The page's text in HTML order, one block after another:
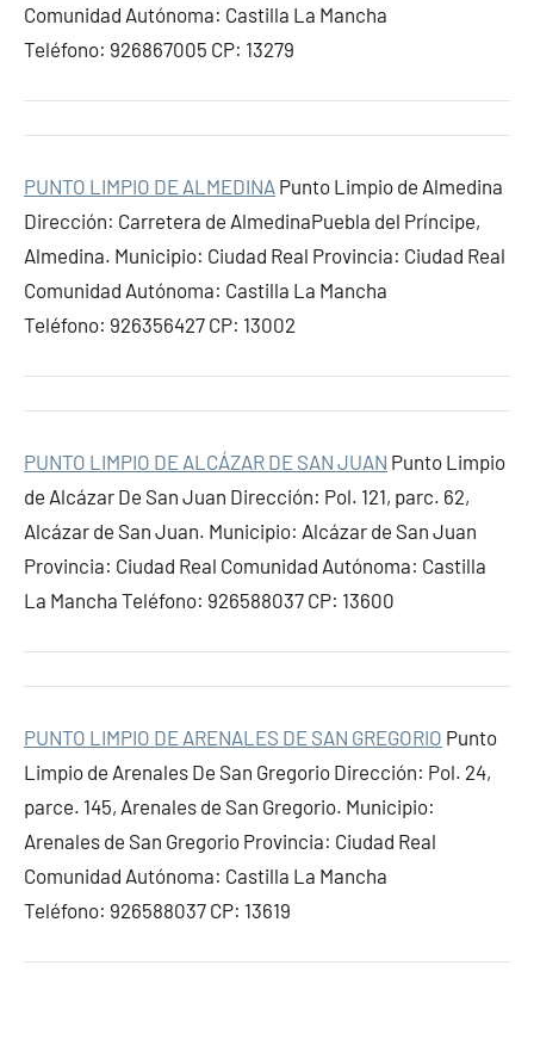
Comunidad Autónoma: Castilla La Mancha
Teléfono: 926867005 CP: 13279
PUNTO LIMPIO DE ALMEDINA Punto Limpio de Almedina
Dirección: Carretera de AlmedinaPuebla del Príncipe,
Almedina. Municipio: Ciudad Real Provincia: Ciudad Real
Comunidad Autónoma: Castilla La Mancha
Teléfono: 926356427 CP: 13002
PUNTO LIMPIO DE ALCÁZAR DE SAN JUAN Punto Limpio
de Alcázar De San Juan Dirección: Pol. 121, parc. 62,
Alcázar de San Juan. Municipio: Alcázar de San Juan
Provincia: Ciudad Real Comunidad Autónoma: Castilla
La Mancha Teléfono: 926588037 CP: 13600
PUNTO LIMPIO DE ARENALES DE SAN GREGORIO Punto
Limpio de Arenales De San Gregorio Dirección: Pol. 24,
parce. 145, Arenales de San Gregorio. Municipio:
Arenales de San Gregorio Provincia: Ciudad Real
Comunidad Autónoma: Castilla La Mancha
Teléfono: 926588037 CP: 13619